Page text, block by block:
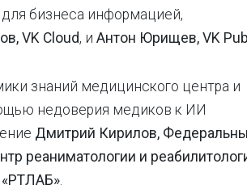
бизнеса информацией,
VK Cloud, и Антон Юрищев, VK
знаний медицинского центра и
недоверия медиков к ИИ
Дмитрий Кирилов,
реаниматологии и
.